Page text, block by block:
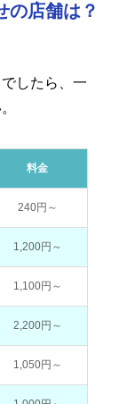
の店舗は？
したら、一
料金
240円～
1,200円～
1,100円～
2,200円～
1,050円～